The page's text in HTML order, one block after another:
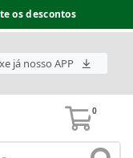
os descontos
já nosso APP
0